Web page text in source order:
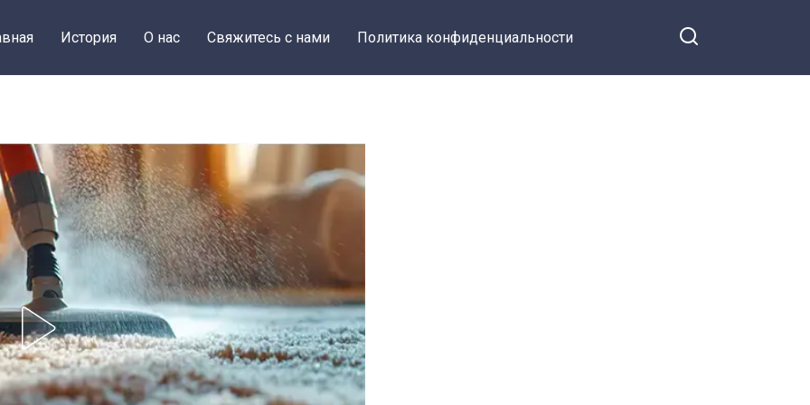
История О нас Свяжитесь с нами Политика конфиденциальности